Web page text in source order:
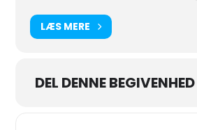
LÆS MERE
DEL DENNE BEGIVENHED